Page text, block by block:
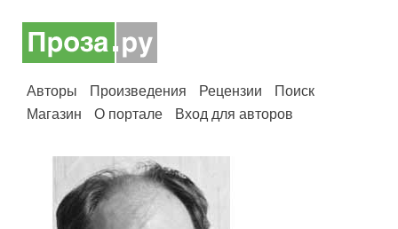
Авторы Произведения Рецензии
Поиск
Магазин
О портале Вход для авторов